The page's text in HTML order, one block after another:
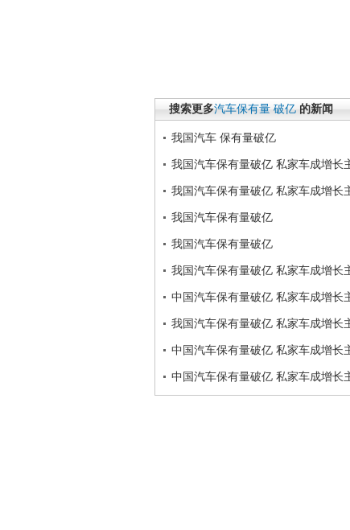
搜索更多汽车保有量 破亿 的新闻
我国汽车 保有量破亿
我国汽车保有量破亿 私家车成增长
我国汽车保有量破亿 私家车成增长
我国汽车保有量破亿
我国汽车保有量破亿
我国汽车保有量破亿 私家车成增长
中国汽车保有量破亿 私家车成增长
我国汽车保有量破亿 私家车成增长
中国汽车保有量破亿 私家车成增长
中国汽车保有量破亿 私家车成增长